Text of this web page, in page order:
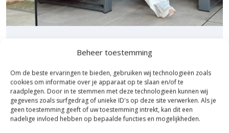
Beheer toestemming
Om de beste ervaringen te bieden, gebruiken wij technologieën zoals
cookies om informatie over je apparaat op te slaan en/of te
raadplegen. Door in te stemmen met deze technologieën kunnen wij
gegevens zoals surfgedrag of unieke ID's op deze site verwerken. Als je
geen toestemming geeft of uw toestemming intrekt, kan dit een
nadelige invloed hebben op bepaalde functies en mogelijkheden.
Bijna het gehele Kijlstra assortiment vind je in het
prachtige Heerde.
★ 2.500m² Experience Centre XXL in Heerde!
Kom gezellig langs!